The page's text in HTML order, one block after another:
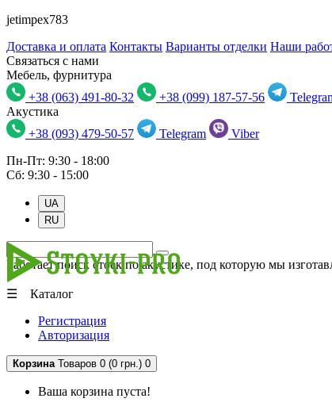
jetimpex783
Доставка и оплата Контакты Варианты отделки Наши
Связаться с нами
Мебель, фурнитура
+38 (063) 491-80-32
+38 (099) 187-57-56
Акустика
+38 (093) 479-50-57
Telegram
Viber
Пн-Пт: 9:30 - 18:00
Сб: 9:30 - 15:00
UA
RU
Работает поиск стоек по акустике, под которую мы
☰ Каталог
Регистрация
Авторизация
Корзина Товаров 0 (0 грн.) 0
Ваша корзина пуста!